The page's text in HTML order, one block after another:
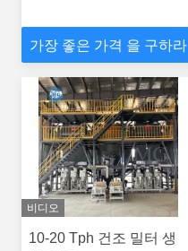
가장 좋은 가격 을 구하라
비디오
10-20 Tph 건조 밀터 생